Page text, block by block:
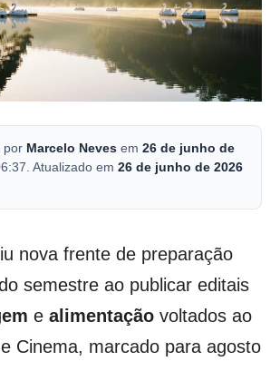
por Marcelo Neves em 26 de junho de
Atualizado em 26 de junho de 2026
nova frente de preparação
semestre ao publicar editais
e alimentação voltados ao
Cinema, marcado para agosto